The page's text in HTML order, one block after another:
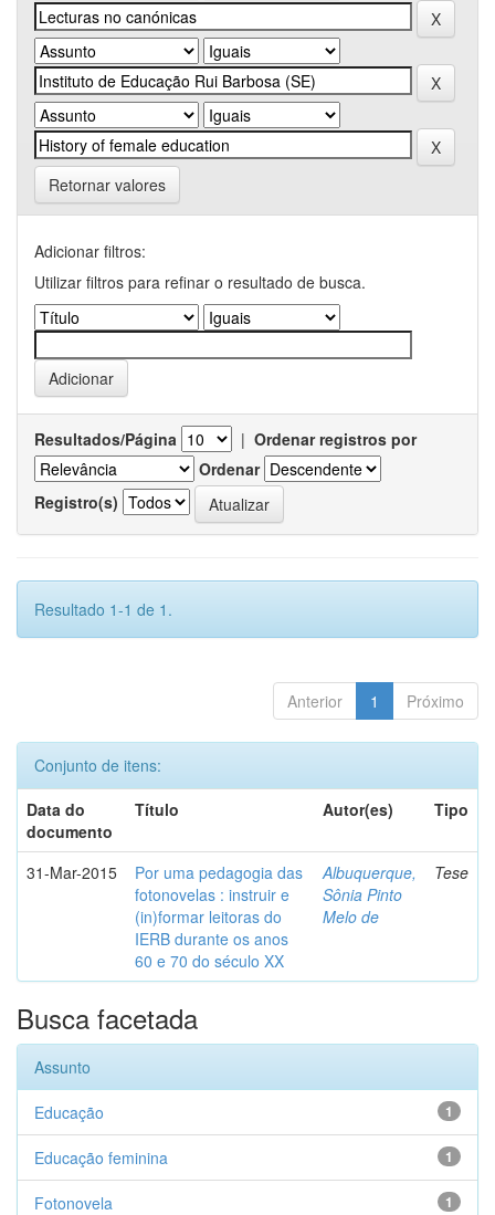
Retornar valores
Adicionar filtros:
Utilizar filtros para refinar o resultado de busca.
Resultados/Página | Ordenar registros por
Ordenar
Registro(s)
Resultado 1-1 de 1.
Anterior 1 Próximo
Conjunto de itens:
Data do
documento
Título Autor(es) Tipo
31-Mar-2015
Por uma pedagogia das
fotonovelas : instruir e
(in)formar leitoras do
IERB durante os anos
60 e 70 do século XX
Albuquerque,
Sônia Pinto
Melo de
Tese
Busca facetada
Assunto
1
Educação
1
Educação feminina
1
Fotonovela